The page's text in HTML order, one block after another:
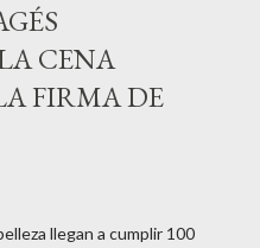
CENA
FIRMA DE
llegan a cumplir 100